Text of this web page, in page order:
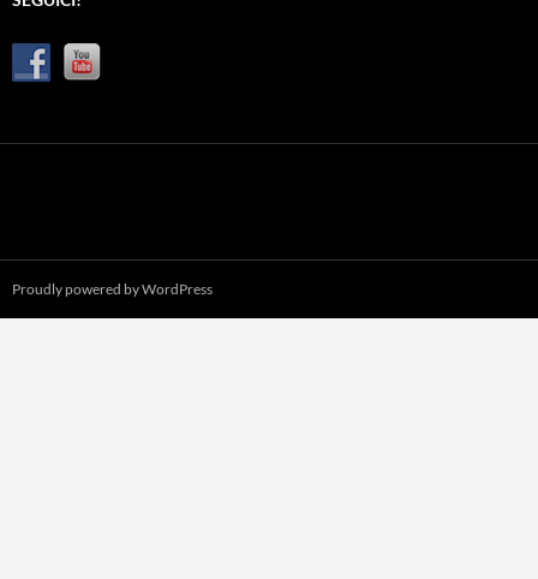
Proudly powered by WordPress